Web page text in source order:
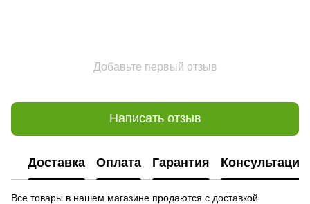
Добавьте первый отзыв
Написать отзыв
Доставка Оплата Гарантия Консультация
Все товары в нашем магазине продаются с доставкой.